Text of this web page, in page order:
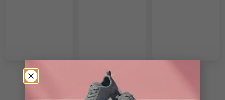
VOIR PLUS